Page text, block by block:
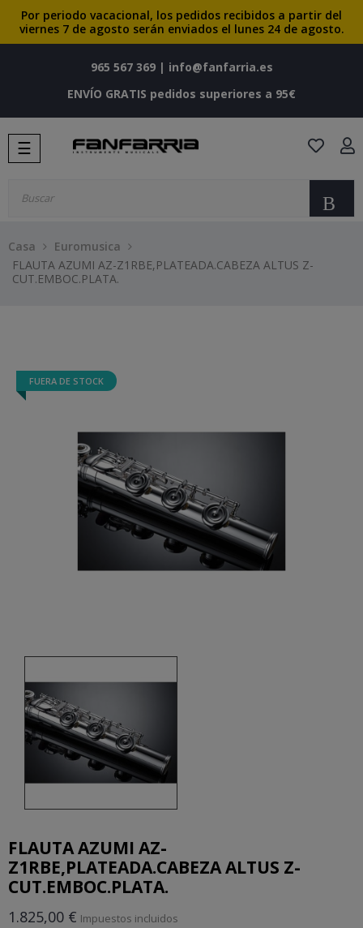
Por periodo vacacional, los pedidos recibidos a partir del
viernes 7 de agosto serán enviados el lunes 24 de agosto.
965 567 369| info@fanfarria.es
ENVÍO GRATIS pedidos superiores a 95€
Navegación
de
☰
Casa
Euromusica
FLAUTA AZUMI AZ-Z1RBE,PLATEADA.CABEZA ALTUS Z-
CUT.EMBOC.PLATA.
FUERA DE STOCK
FLAUTA AZUMI AZ-
Z1RBE,PLATEADA.CABEZA ALTUS Z-
CUT.EMBOC.PLATA.
1.825,00 € Impuestos incluidos